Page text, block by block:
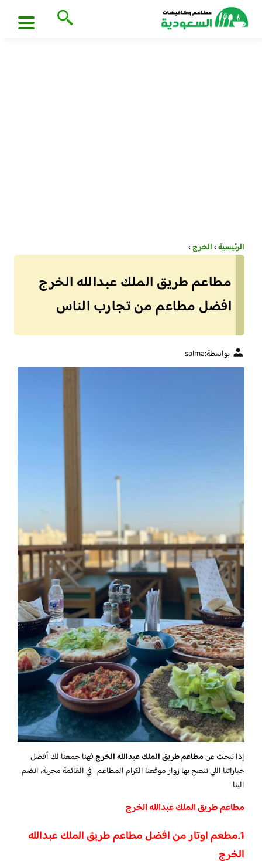
الرئيسية›الخرج›
مطاعم طريق الملك عبدالله الخرج
افضل مطاعم من تجارب الناس
بواسطة:salma
إذا تبحث عنمطاعم طريق الملك عبدالله الخرجفهنا جمعنا لك أفضل
خياراتنا اللي ننصح بها زوار موقعنا الكرام المطاعم في القائمة مجربة، انضم
الينا
مطاعم طريق الملك عبدالله الخرج
1.مطعم اوتار من افضل مطاعم طريق الملك عبدالله
الخرج